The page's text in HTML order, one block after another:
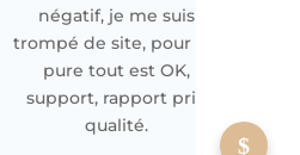
négatif, je me suis
trompé de site, pour off
pure tout est OK,
support, rapport prix
qualité.